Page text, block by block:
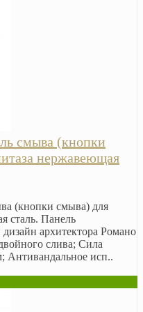
смыва (кнопки
нержавеющая
(кнопки смыва) для
сталь. Панель
архитектора Романо
слива; Сила
Антивандальное исп..